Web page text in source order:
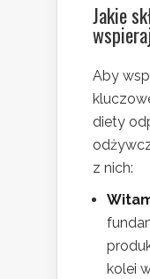
Jakie
Aby
diety
z nich:
kolei